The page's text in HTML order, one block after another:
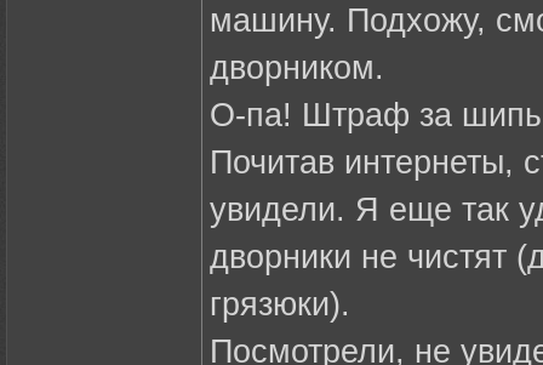
машину. Подхожу,
дворником.
О-па! Штраф за
Почитав интернеты,
увидели. Я еще так
дворники не чистят
грязюки).
Посмотрели, не